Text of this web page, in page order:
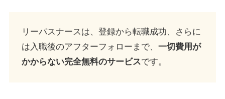
リーパスナースは、登録から転職成功、さらに
は入職後のアフターフォローまで、一切費用が
かからない完全無料のサービスです。